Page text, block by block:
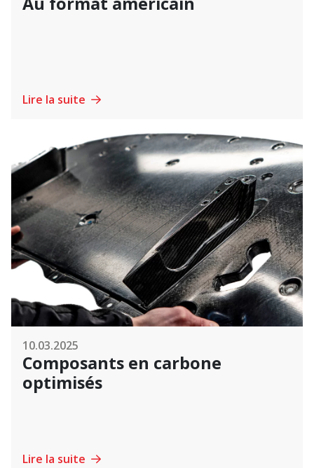
Lire la suite
10.03.2025
Composants en carbone
optimisés
Lire la suite